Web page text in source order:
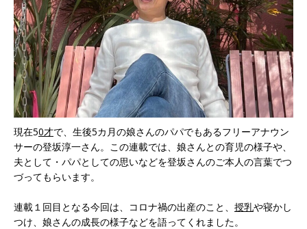
現在50才で、生後5カ月の娘さんのパパでもあるフリーアナウン
サーの登坂淳一さん。この連載では、娘さんとの育児の様子や、
夫として・パパとしての思いなどを登坂さんのご本人の言葉でつ
づってもらいます。
連載１回目となる今回は、コロナ禍の出産のこと、 授乳や寝かし
つけ、娘さんの成長の様子などを語ってくれました。